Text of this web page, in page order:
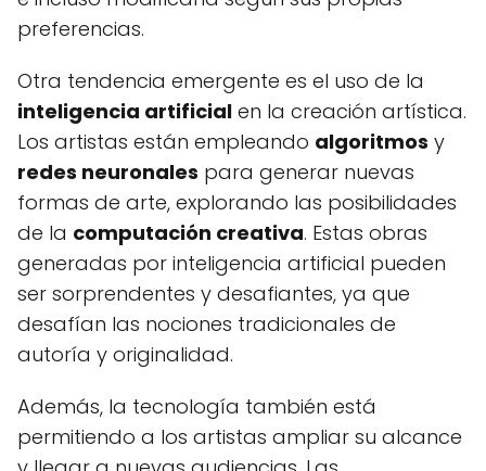
preferencias.
Otra tendencia emergente es el uso de la
inteligencia artificial en la creación artística.
Los artistas están empleando algoritmos y
redes neuronales para generar nuevas
formas de arte, explorando las posibilidades
de la computación creativa. Estas obras
generadas por inteligencia artificial pueden
ser sorprendentes y desafiantes, ya que
desafían las nociones tradicionales de
autoría y originalidad.
Además, la tecnología también está
permitiendo a los artistas ampliar su alcance